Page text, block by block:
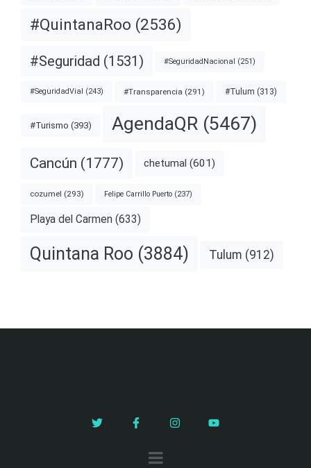
#QuintanaRoo (2536)
#Seguridad (1531) #SeguridadNacional (251)
#SeguridadVial (243) #Transparencia (291) #Tulum (313)
#Turismo (393) AgendaQR (5467)
Cancún (1777) chetumal (601)
cozumel (293) Felipe Carrillo Puerto (237)
Playa del Carmen (633)
Quintana Roo (3884) Tulum (912)